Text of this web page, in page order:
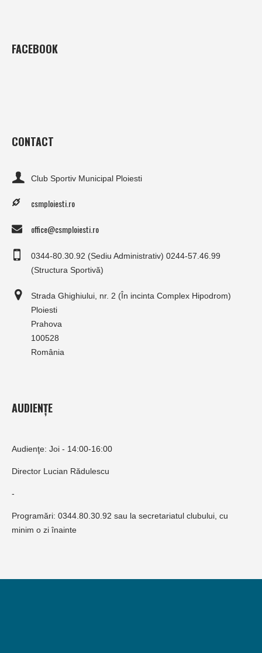
FACEBOOK
CONTACT
Club Sportiv Municipal Ploiesti
csmploiesti.ro
office@csmploiesti.ro
0344-80.30.92 (Sediu Administrativ) 0244-57.46.99
(Structura Sportivă)
Strada Ghighiului, nr. 2 (În incinta Complex Hipodrom)
Ploiesti
Prahova
100528
România
AUDIENȚE
Audienţe: Joi - 14:00-16:00
Director Lucian Rădulescu
-
Programări: 0344.80.30.92 sau la secretariatul clubului, cu
minim o zi înainte